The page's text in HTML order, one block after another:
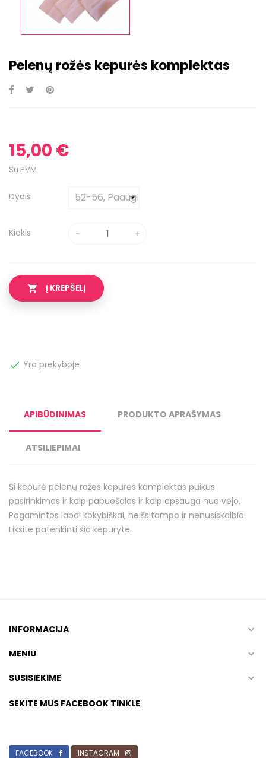
Pelenų rožės kepurės komplektas
15,00 €
Su PVM
Dydis
Kiekis
 Į KREPŠELĮ
 Yra prekyboje
APIBŪDINIMAS PRODUKTO APRAŠYMAS
ATSILIEPIMAI
Ši kepurė pelenų rožės kepurės komplektas puikus
pasirinkimas ir kaip papuošalas ir kaip apsauga nuo vėjo.
Pagamintos labai kokybiškai, neišsitampo ir nenusiskalbia.
Liksite patenkinti šia kepuryte.
INFORMACIJA

MENIU

SUSISIEKIME

SEKITE MUS FACEBOOK TINKLE
FACEBOOK INSTAGRAM